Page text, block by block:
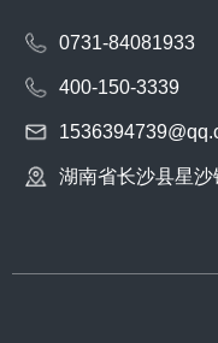
0731-84081933
400-150-3339
湖南省长沙县星